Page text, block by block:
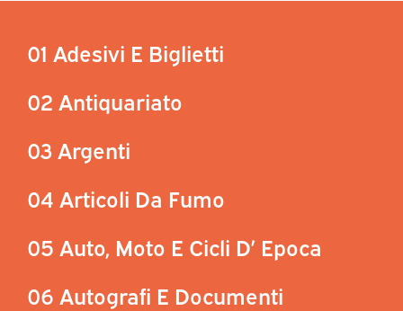
01 Adesivi E Biglietti
02 Antiquariato
03 Argenti
04 Articoli Da Fumo
05 Auto, Moto E Cicli D’ Epoca
06 Autografi E Documenti